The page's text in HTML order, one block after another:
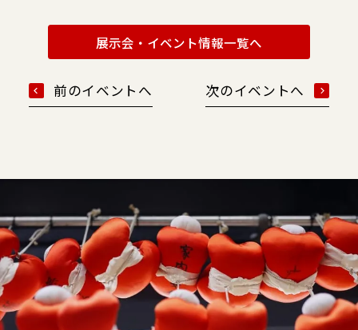
前のイベントへ
展示会・イベント情報一覧へ
次のイベントへ